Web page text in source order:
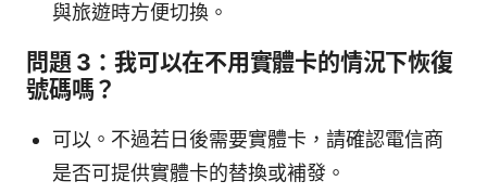
與旅遊時方便切換。
問題 3：我可以在不用實體卡的情況下恢復
號碼嗎？
可以。不過若日後需要實體卡，請確認電信商
是否可提供實體卡的替換或補發。